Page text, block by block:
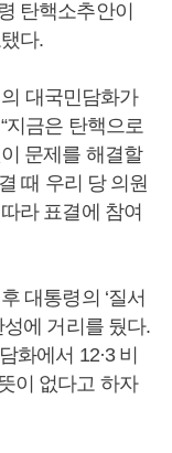
탄핵소추안이
다.
대국민담화가
지금은 탄핵으로
문제를 해결할
때 우리 당 의원
라 표결에 참여
대통령의 ‘질서
에 거리를 뒀다.
화에서 12·3 비
이 없다고 하자